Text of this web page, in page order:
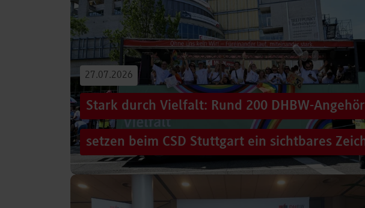
27.07.2026
Stark durch Vielfalt: Rund 200 DHBW-
setzen beim CSD Stuttgart ein sichtbares
Hunderttausende Menschen säumten am Samstag die Straßen der
Stuttgarter Innenstadt. Mitten im farbenfrohen Zug: ein eigener
Truck, eine große…